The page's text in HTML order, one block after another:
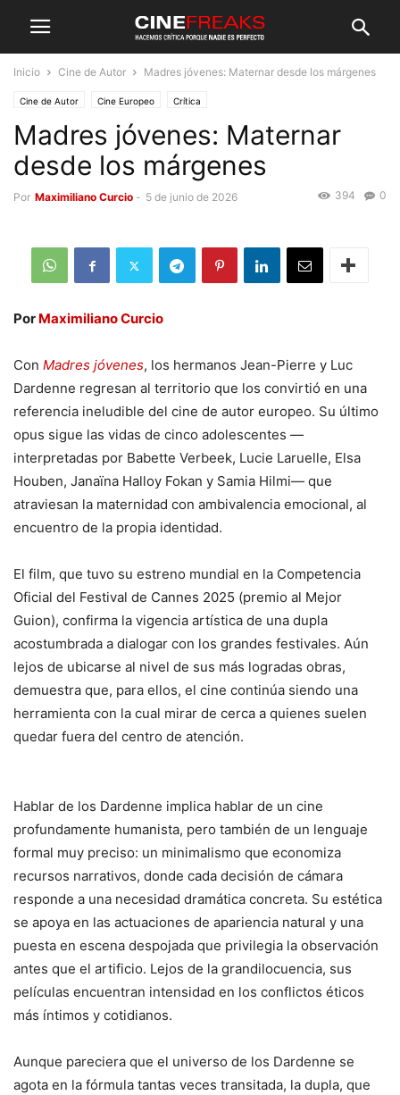
Inicio Cine de Autor Madres jóvenes: Maternar desde los márgenes
Cine de Autor Cine Europeo Crítica
Madres jóvenes: Maternar
desde los márgenes
Por Maximiliano Curcio - 5 de junio de 2026 0
394
Por Maximiliano Curcio
Con Madres jóvenes, los hermanos Jean-Pierre y Luc
Dardenne regresan al territorio que los convirtió en una
referencia ineludible del cine de autor europeo. Su último
opus sigue las vidas de cinco adolescentes —
interpretadas por Babette Verbeek, Lucie Laruelle, Elsa
Houben, Janaïna Halloy Fokan y Samia Hilmi— que
atraviesan la maternidad con ambivalencia emocional, al
encuentro de la propia identidad.
El film, que tuvo su estreno mundial en la Competencia
Oficial del Festival de Cannes 2025 (premio al Mejor
Guion), confirma la vigencia artística de una dupla
acostumbrada a dialogar con los grandes festivales. Aún
lejos de ubicarse al nivel de sus más logradas obras,
demuestra que, para ellos, el cine continúa siendo una
herramienta con la cual mirar de cerca a quienes suelen
quedar fuera del centro de atención.
Hablar de los Dardenne implica hablar de un cine
profundamente humanista, pero también de un lenguaje
formal muy preciso: un minimalismo que economiza
recursos narrativos, donde cada decisión de cámara
responde a una necesidad dramática concreta. Su estética
se apoya en las actuaciones de apariencia natural y una
puesta en escena despojada que privilegia la observación
antes que el artificio. Lejos de la grandilocuencia, sus
películas encuentran intensidad en los conflictos éticos
más íntimos y cotidianos.
Aunque pareciera que el universo de los Dardenne se
agota en la fórmula tantas veces transitada, la dupla, que